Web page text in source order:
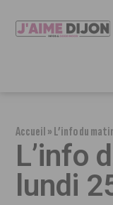
Accueil»L’info du
L’info
lundi